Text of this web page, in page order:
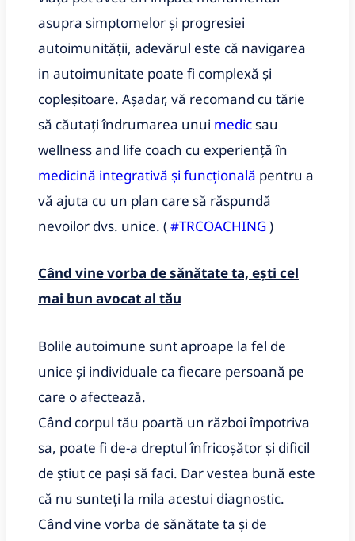
asupra simptomelor și progresiei
autoimunității, adevărul este că navigarea
in autoimunitate poate fi complexă și
copleșitoare. Așadar, vă recomand cu tărie
să căutați îndrumarea unui medic sau
wellness and life coach cu experiență în
medicină integrativă și funcțională pentru a
vă ajuta cu un plan care să răspundă
nevoilor dvs. unice. (#TRCOACHING)
Când vine vorba de sănătate ta, ești cel
mai bun avocat al tău
Bolile autoimune sunt aproape la fel de
unice și individuale ca fiecare persoană pe
care o afectează.
Când corpul tău poartă un război împotriva
sa, poate fi de-a dreptul înfricoșător și dificil
de știut ce pași să faci. Dar vestea bună este
că nu sunteți la mila acestui diagnostic.
Când vine vorba de sănătate ta și de